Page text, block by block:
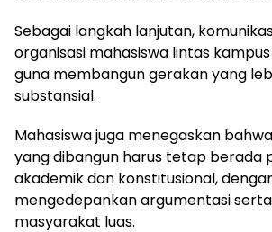
Sebagai langkah lanjutan,
organisasi mahasiswa lintas
guna membangun gerakan yang
substansial.
Mahasiswa juga menegaskan
yang dibangun harus tetap berada
akademik dan konstitusional,
mengedepankan argumentasi
masyarakat luas.